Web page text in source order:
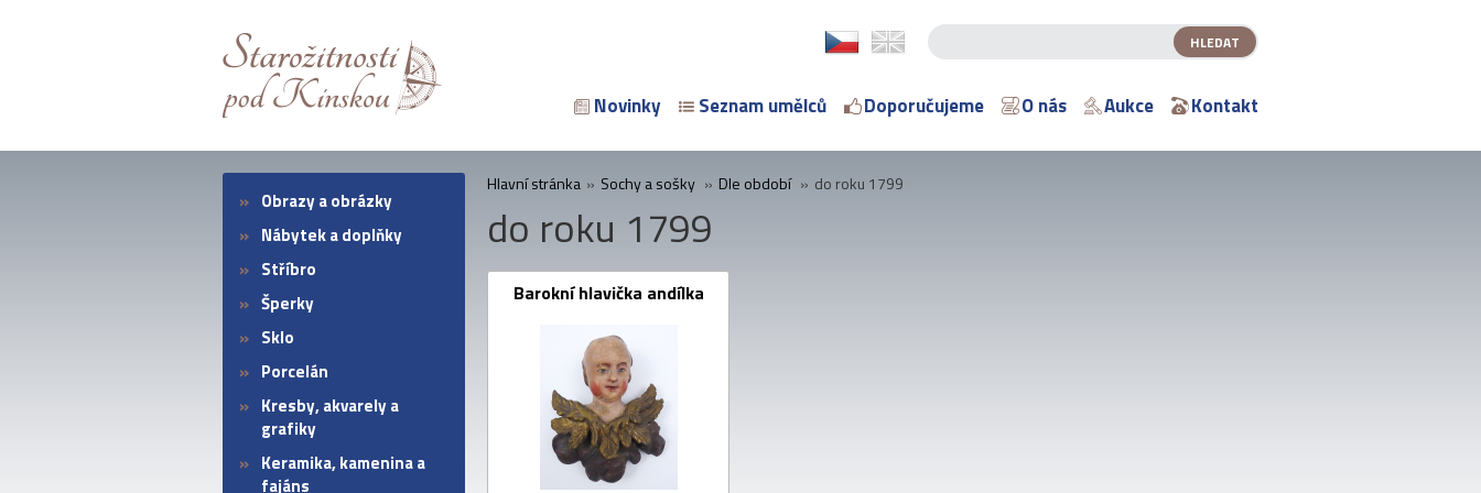
Novinky Seznam umělců Doporučujeme O nás Aukce Kontakt
Obrazy a obrázky
Nábytek a doplňky
Stříbro
Šperky
Sklo
Porcelán
Kresby, akvarely a
grafiky
Keramika, kamenina a
fajáns
Hlavní stránka » Sochy a sošky » Dle období » do roku 1799
do roku 1799
Barokní hlavička andílka